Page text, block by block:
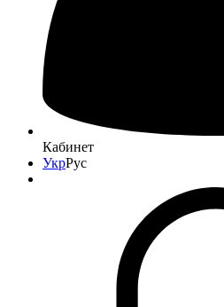
Кабинет
УкрРус